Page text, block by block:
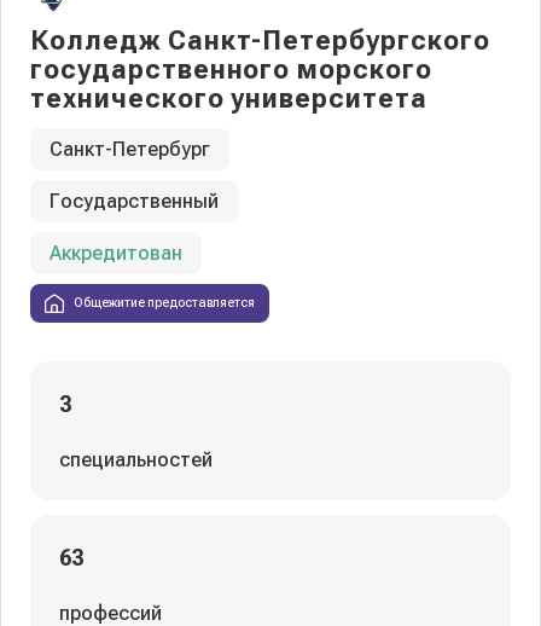
Колледж Санкт-Петербургского
государственного морского
технического университета
Санкт-Петербург
Государственный
Аккредитован
Общежитие предоставляется
3
специальностей
63
профессий